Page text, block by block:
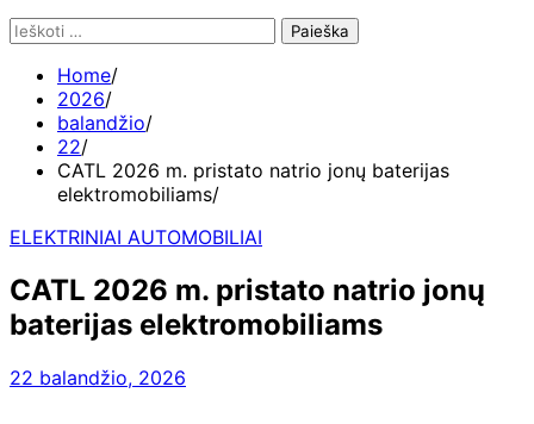
Ieškoti:
Home
2026
balandžio
22
CATL 2026 m. pristato natrio jonų baterijas
elektromobiliams
ELEKTRINIAI AUTOMOBILIAI
CATL 2026 m. pristato natrio jonų
baterijas elektromobiliams
22 balandžio, 2026